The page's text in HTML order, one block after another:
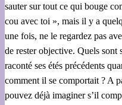
sauter sur tout ce qui bouge
cou avec toi », mais il y a
une fois, ne le regardez pas
de rester objective. Quels sont
raconté ses étés précédents
comment il se comportait ? A
pouvez déjà imaginer s’il